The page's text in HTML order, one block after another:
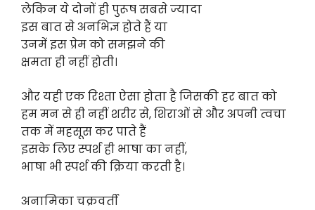
लेकिन ये दोनों ही पुरूष सबसे ज्यादा
इस बात से अनभिज्ञ होते हैं या
उनमें इस प्रेम को समझने की
क्षमता ही नहीं होती।
और यही एक रिश्ता ऐसा होता है जिसकी हर बात को
हम मन से ही नहीं शरीर से, शिराओं से और अपनी त्वचा
तक में महसूस कर पाते हैं
इसके लिए स्पर्श ही भाषा का नहीं,
भाषा भी स्पर्श की क्रिया करती है।
अनामिका चक्रवर्ती